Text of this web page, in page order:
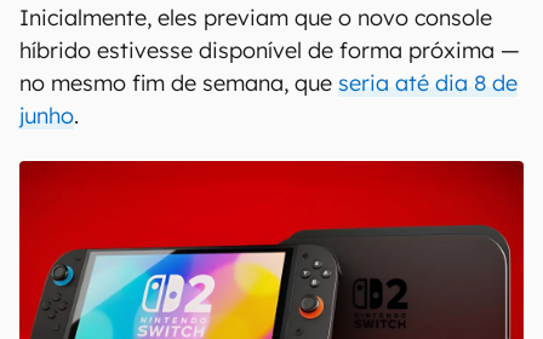
Inicialmente, eles previam que o novo console
híbrido estivesse disponível de forma próxima —
no mesmo fim de semana, que seria até dia 8 de
junho.